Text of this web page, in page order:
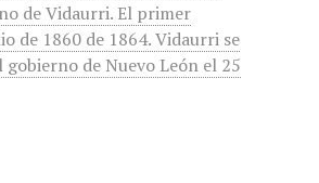
de Vidaurri. El primer
de 1860 de 1864. Vidaurri se
de Nuevo León el 25